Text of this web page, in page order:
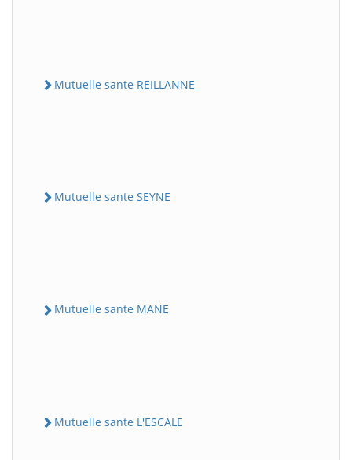
Mutuelle sante REILLANNE
Mutuelle sante SEYNE
Mutuelle sante MANE
Mutuelle sante L'ESCALE